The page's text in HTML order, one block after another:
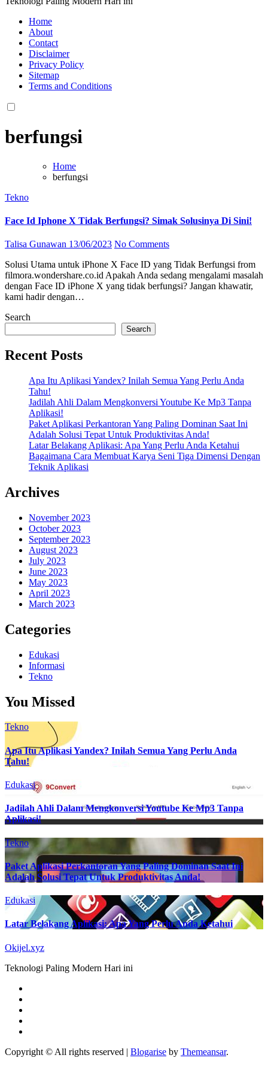
Home
About
Contact
Disclaimer
Privacy Policy
Sitemap
Terms and Conditions
berfungsi
Home
berfungsi
Tekno
Face Id Iphone X Tidak Berfungsi? Simak Solusinya Di Sini!
Talisa Gunawan 13/06/2023 No Comments
Solusi Utama untuk iPhone X Face ID yang Tidak Berfungsi from
filmora.wondershare.co.id Apakah Anda sedang mengalami masalah
dengan Face ID iPhone X yang tidak berfungsi? Jangan khawatir,
kami hadir dengan…
Search
Search
Recent Posts
Apa Itu Aplikasi Yandex? Inilah Semua Yang Perlu Anda
Tahu!
Jadilah Ahli Dalam Mengkonversi Youtube Ke Mp3 Tanpa
Aplikasi!
Paket Aplikasi Perkantoran Yang Paling Dominan Saat Ini
Adalah Solusi Tepat Untuk Produktivitas Anda!
Latar Belakang Aplikasi: Apa Yang Perlu Anda Ketahui
Bagaimana Cara Membuat Karya Seni Tiga Dimensi Dengan
Teknik Aplikasi
Archives
November 2023
October 2023
September 2023
August 2023
July 2023
June 2023
May 2023
April 2023
March 2023
Categories
Edukasi
Informasi
Tekno
You Missed
Tekno
Apa Itu Aplikasi Yandex? Inilah Semua Yang Perlu Anda
Tahu!
Edukasi
Jadilah Ahli Dalam Mengkonversi Youtube Ke Mp3 Tanpa
Aplikasi!
Tekno
Paket Aplikasi Perkantoran Yang Paling Dominan Saat Ini
Adalah Solusi Tepat Untuk Produktivitas Anda!
Edukasi
Latar Belakang Aplikasi: Apa Yang Perlu Anda Ketahui
Okijel.xyz
Teknologi Paling Modern Hari ini
Copyright © All rights reserved | Blogarise by Themeansar.